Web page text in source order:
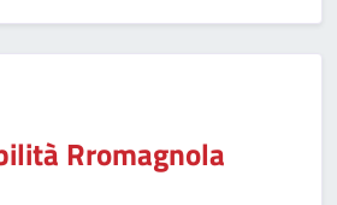
Rromagnola